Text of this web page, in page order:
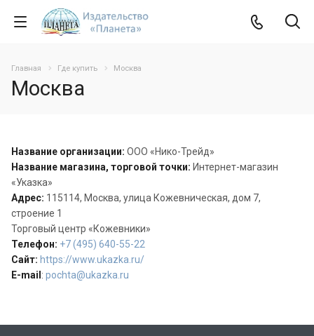
Главная Где купить Москва
Москва
Название организации: ООО «Нико-Трейд»
Название магазина, торговой точки: Интернет-магазин
«Указка»
Адрес: 115114, Москва, улица Кожевническая, дом 7,
строение 1
Торговый центр «Кожевники»
Телефон: +7(495) 640-55-22
Сайт: https://www.ukazka.ru/
E-mail : pochta@ukazka.ru